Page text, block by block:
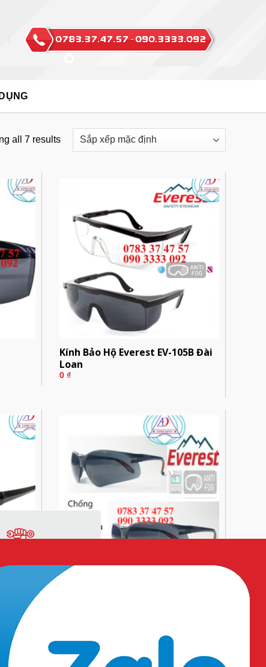
all 7 results
Kính Bảo Hộ Everest EV-105B Đài
Loan
0₫